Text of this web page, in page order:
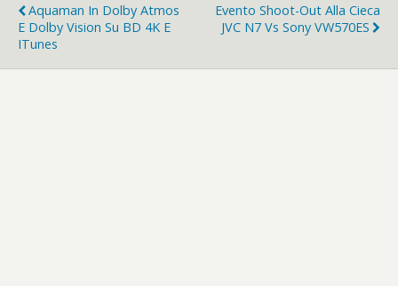
Aquaman In Dolby Atmos
E Dolby Vision Su BD 4K E
ITunes
Evento Shoot-Out Alla Cieca
JVC N7 Vs Sony VW570ES